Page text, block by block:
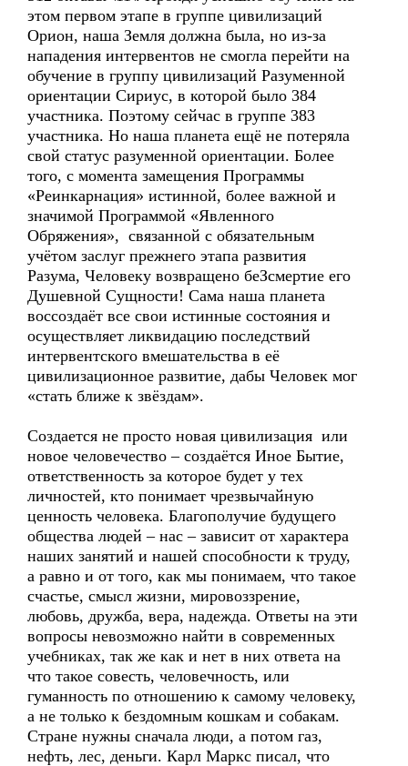
этом первом этапе в группе цивилизаций
Орион, наша Земля должна была, но из-за
нападения интервентов не смогла перейти на
обучение в группу цивилизаций Разуменной
ориентации Сириус, в которой было 384
участника. Поэтому сейчас в группе 383
участника. Но наша планета ещё не потеряла
свой статус разуменной ориентации. Более
того, с момента замещения Программы
«Реинкарнация» истинной, более важной и
значимой Программой «Явленного
Обряжения», связанной с обязательным
учётом заслуг прежнего этапа развития
Разума, Человеку возвращено беЗсмертие его
Душевной Сущности! Сама наша планета
воссоздаёт все свои истинные состояния и
осуществляет ликвидацию последствий
интервентского вмешательства в её
цивилизационное развитие, дабы Человек мог
«стать ближе к звёздам».
Создается не просто новая цивилизация или
новое человечество – создаётся Иное Бытие,
ответственность за которое будет у тех
личностей, кто понимает чрезвычайную
ценность человека. Благополучие будущего
общества людей – нас – зависит от характера
наших занятий и нашей способности к труду,
а равно и от того, как мы понимаем, что такое
счастье, смысл жизни, мировоззрение,
любовь, дружба, вера, надежда. Ответы на эти
вопросы невозможно найти в современных
учебниках, так же как и нет в них ответа на
что такое совесть, человечность, или
гуманность по отношению к самому человеку,
а не только к бездомным кошкам и собакам.
Стране нужны сначала люди, а потом газ,
нефть, лес, деньги. Карл Маркс писал, что